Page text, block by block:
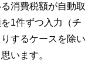
消費税額が自動取
1件ずつ入力（チ
するケースを除い
います。